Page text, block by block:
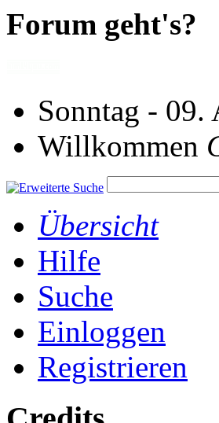
Forum geht's?
Sonntag -
Willkommen
Übersicht
Hilfe
Suche
Einloggen
Registrieren